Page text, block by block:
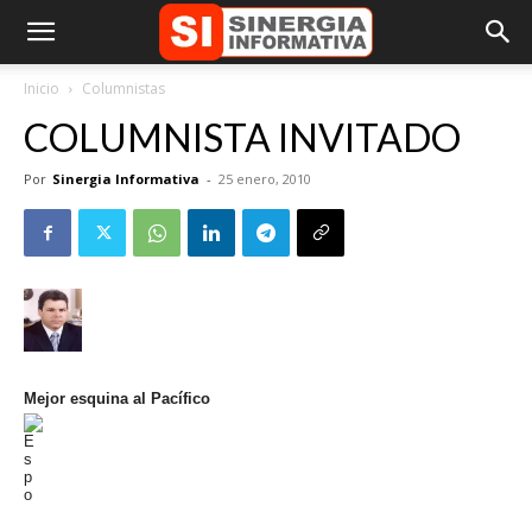
Inicio Columnistas
COLUMNISTA INVITADO
Por Sinergia Informativa - 25 enero, 2010
Mejor esquina al Pacífico